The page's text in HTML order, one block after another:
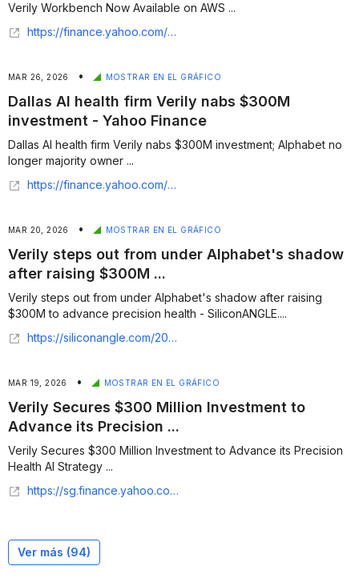
Verily Workbench Now Available on AWS ...
https://finance.yahoo.com/sectors/healthcare/articles/verily-workbench-now-available-aws-144500776.html
MAR 26, 2026 • MOSTRAR EN EL GRÁFICO
Dallas AI health firm Verily nabs $300M
investment - Yahoo Finance
Dallas AI health firm Verily nabs $300M investment; Alphabet no
longer majority owner ...
https://finance.yahoo.com/sectors/healthcare/articles/dallas-ai-health-firm-verily-110001970.html
MAR 20, 2026 • MOSTRAR EN EL GRÁFICO
Verily steps out from under Alphabet's shadow
after raising $300M ...
Verily steps out from under Alphabet's shadow after raising
$300M to advance precision health - SiliconANGLE....
https://siliconangle.com/2026/03/19/verily-steps-alphabets-shadow-raising-300m-advance-precision-health/
MAR 19, 2026 • MOSTRAR EN EL GRÁFICO
Verily Secures $300 Million Investment to
Advance its Precision ...
Verily Secures $300 Million Investment to Advance its Precision
Health AI Strategy ...
https://sg.finance.yahoo.com/news/verily-secures-300-million-investment-183000999.html
Ver más (94)